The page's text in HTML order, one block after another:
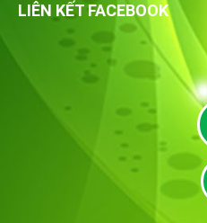
LIÊN KẾT FACEBOOK